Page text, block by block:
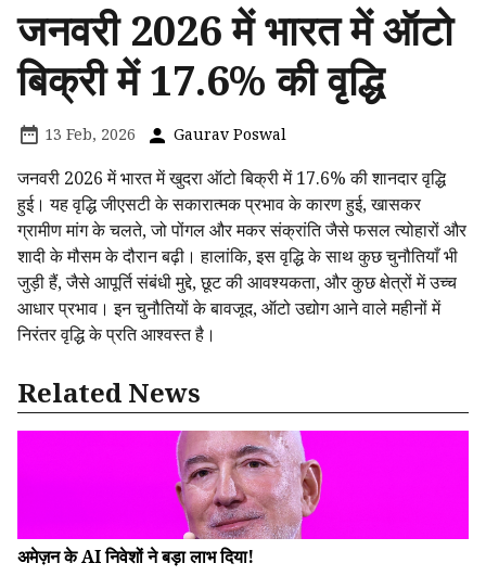
जनवरी 2026 में भारत में ऑटो
बिक्री में 17.6% की वृद्धि
13 Feb, 2026 Gaurav Poswal
जनवरी 2026 में भारत में खुदरा ऑटो बिक्री में 17.6% की शानदार वृद्धि
हुई। यह वृद्धि जीएसटी के सकारात्मक प्रभाव के कारण हुई, खासकर
ग्रामीण मांग के चलते, जो पोंगल और मकर संक्रांति जैसे फसल त्योहारों और
शादी के मौसम के दौरान बढ़ी। हालांकि, इस वृद्धि के साथ कुछ चुनौतियाँ भी
जुड़ी हैं, जैसे आपूर्ति संबंधी मुद्दे, छूट की आवश्यकता, और कुछ क्षेत्रों में उच्च
आधार प्रभाव। इन चुनौतियों के बावजूद, ऑटो उद्योग आने वाले महीनों में
निरंतर वृद्धि के प्रति आश्वस्त है।
Related News
अमेज़न के AI निवेशों ने बड़ा लाभ दिया!